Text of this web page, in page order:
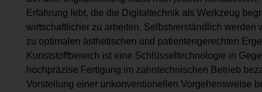
Erfahrung lebt, die die Digitaltechnik als Werkzeug
wirtschaftlicher zu arbeiten. Selbstverständlich
zu optimalen ästhetischen und patientengerechten
Kunststoffbereich ist eine Schlüsseltechnologie in
hochpräzise Fertigung im zahntechnischen Betrieb
Vorstellung einer unkonventionellen Vorgehensweise